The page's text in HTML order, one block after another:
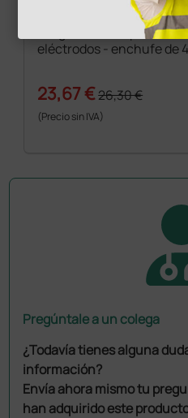
Juego de 10 adaptadores
eléctrodos - enchufe de
23,67 €26,30 €
(Precio sin IVA)
Pregúntale a un colega
¿Todavía tienes alguna
información?
Envía ahora mismo tu
han adquirido este